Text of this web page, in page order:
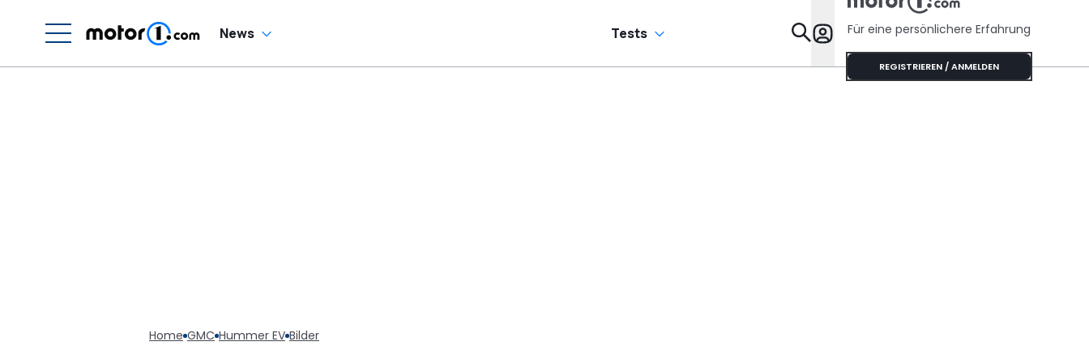
News Tests Specials
Für eine persönlichere Erfahrung
REGISTRIEREN / ANMELDEN
Home GMC Hummer EV Bilder